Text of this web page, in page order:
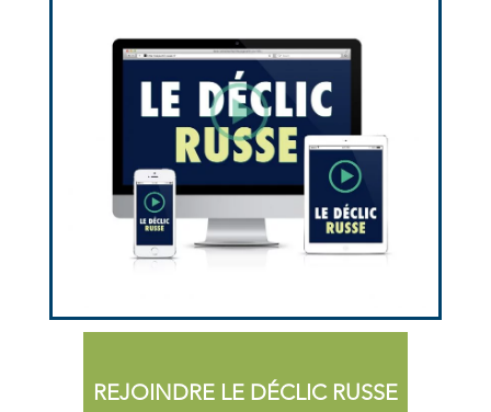
REJOINDRE LE DÉCLIC RUSSE